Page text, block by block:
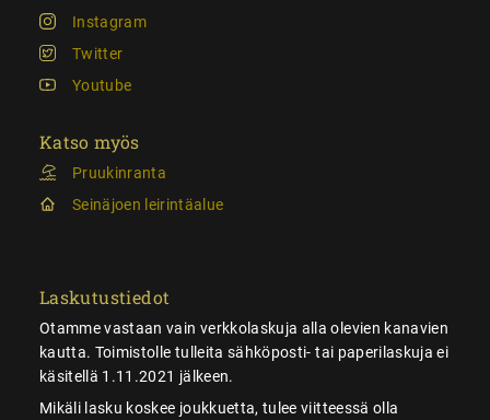
Instagram
Twitter
Youtube
Katso myös
Pruukinranta
Seinäjoen leirintäalue
Laskutustiedot
Otamme vastaan vain verkkolaskuja alla olevien kanavien
kautta. Toimistolle tulleita sähköposti- tai paperilaskuja ei
käsitellä 1.11.2021 jälkeen.
Mikäli lasku koskee joukkuetta, tulee viitteessä olla